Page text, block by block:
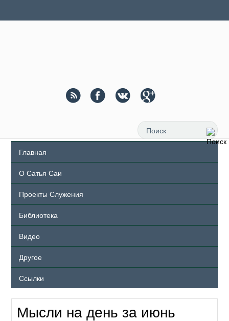
Главная
О Сатья Саи
Проекты Служения
Библиотека
Видео
Другое
Ссылки
Мысли на день за июнь